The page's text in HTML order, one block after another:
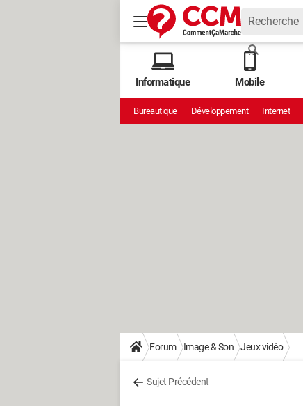
Informatique Mobile
Bureautique Développement Internet
Forum Image & Son Jeux vidéo
Sujet Précédent